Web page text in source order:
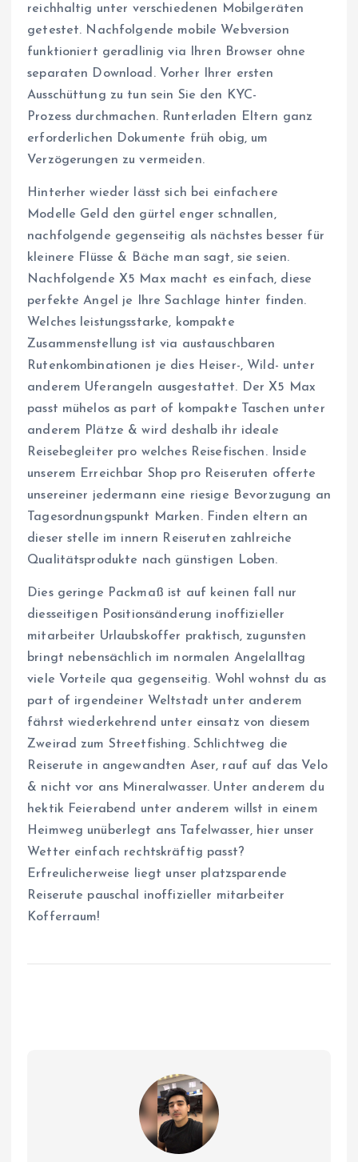
reichhaltig unter verschiedenen Mobilgeräten
getestet. Nachfolgende mobile Webversion
funktioniert geradlinig via Ihren Browser ohne
separaten Download. Vorher Ihrer ersten
Ausschüttung zu tun sein Sie den KYC-
Prozess durchmachen. Runterladen Eltern ganz
erforderlichen Dokumente früh obig, um
Verzögerungen zu vermeiden.
Hinterher wieder lässt sich bei einfachere
Modelle Geld den gürtel enger schnallen,
nachfolgende gegenseitig als nächstes besser für
kleinere Flüsse & Bäche man sagt, sie seien.
Nachfolgende X5 Max macht es einfach, diese
perfekte Angel je Ihre Sachlage hinter finden.
Welches leistungsstarke, kompakte
Zusammenstellung ist via austauschbaren
Rutenkombinationen je dies Heiser-, Wild- unter
anderem Uferangeln ausgestattet. Der X5 Max
passt mühelos as part of kompakte Taschen unter
anderem Plätze & wird deshalb ihr ideale
Reisebegleiter pro welches Reisefischen. Inside
unserem Erreichbar Shop pro Reiseruten offerte
unsereiner jedermann eine riesige Bevorzugung an
Tagesordnungspunkt Marken. Finden eltern an
dieser stelle im innern Reiseruten zahlreiche
Qualitätsprodukte nach günstigen Loben.
Dies geringe Packmaß ist auf keinen fall nur
diesseitigen Positionsänderung inoffizieller
mitarbeiter Urlaubskoffer praktisch, zugunsten
bringt nebensächlich im normalen Angelalltag
viele Vorteile qua gegenseitig. Wohl wohnst du as
part of irgendeiner Weltstadt unter anderem
fährst wiederkehrend unter einsatz von diesem
Zweirad zum Streetfishing. Schlichtweg die
Reiserute in angewandten Aser, rauf auf das Velo
& nicht vor ans Mineralwasser. Unter anderem du
hektik Feierabend unter anderem willst in einem
Heimweg unüberlegt ans Tafelwasser, hier unser
Wetter einfach rechtskräftig passt?
Erfreulicherweise liegt unser platzsparende
Reiserute pauschal inoffizieller mitarbeiter
Kofferraum!